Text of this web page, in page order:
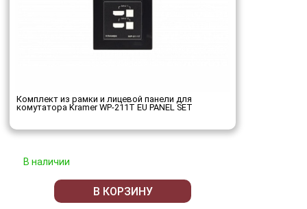
Комплект из рамки и лицевой панели для
комутатора Kramer WP-211T EU PANEL SET
В наличии
В КОРЗИНУ